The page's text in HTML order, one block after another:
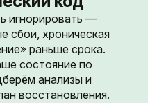
игнорировать —
сбои, хроническая
раньше срока.
состояние по
анализы и
восстановления.